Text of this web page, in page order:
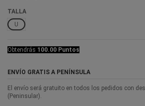
TALLA
U
Obtendrás 100.00 Puntos
ENVÍO GRATIS A PENÍNSULA
El envío será gratuito en todos los pedidos con
(Peninsular).